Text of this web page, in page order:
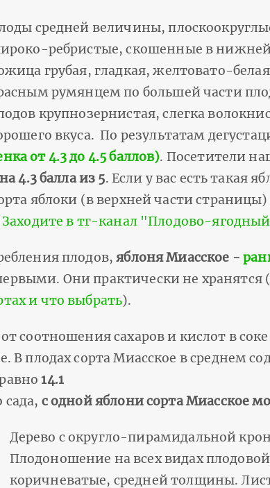
средней величины,
ребристые, скошенные в
грубая, гладкая, желтовато-белая
румянцем по большей части
крупнозернистая, слегка
вкуса. По результатам
от 4.3 до 4.5 баллов). Посетители
на 4.3 балла из 5. Если у вас есть такая
яблоки (в верхней части
Заходите в тг-канал "Плодово-
плодов,яблоня Миасское -
Они практически не
и что выбрать).
соотношения сахаров и кислот в
В плодах сорта Миасское в среднем
14.1
сада, с одной яблони сорта Миасское
Дерево с округло-пирамидальной
Плодоношение на всех видах
коричневатые, средней толщины.